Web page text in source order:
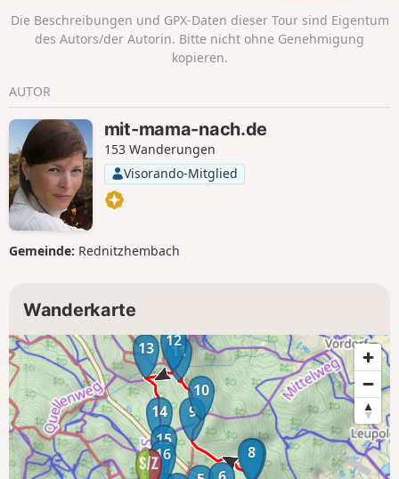
Rundweg anzutreffen sind.
Die Beschreibungen und GPX-Daten dieser Tour sind Eigentum
des Autors/der Autorin. Bitte nicht ohne Genehmigung
kopieren.
AUTOR
mit-mama-nach.de
153 Wanderungen
Visorando-Mitglied
Gemeinde: Rednitzhembach
Wanderkarte
1
7
8
9
10
11
12
13
14
15
16